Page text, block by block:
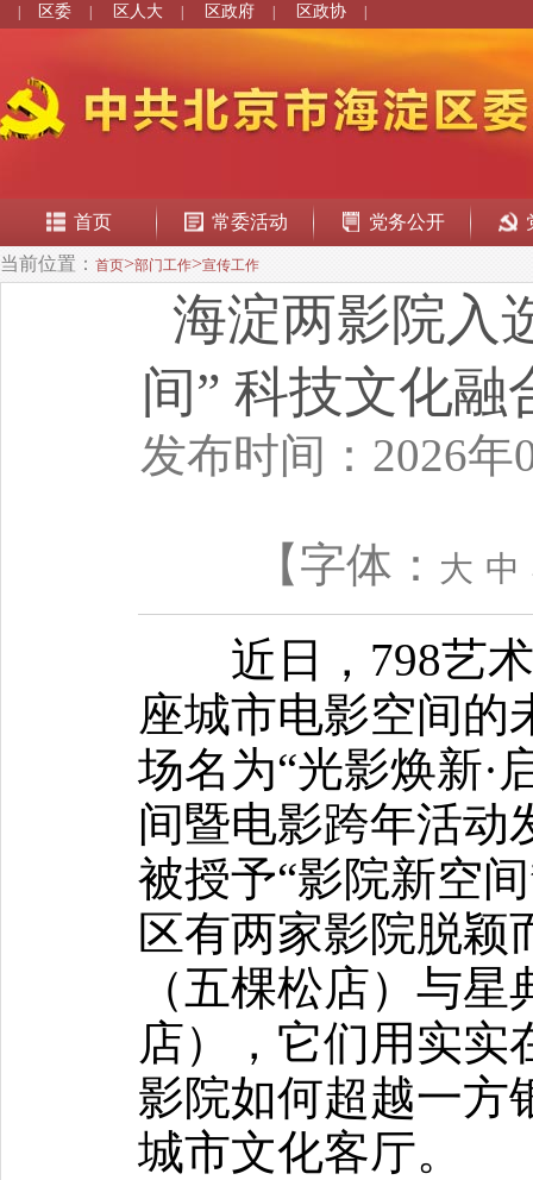
区委 区人大 区政府 区政协
首页 常委活动 党务公开
当前位置： 首页>部门工作>宣传工作
海淀两影院入
间” 科技文化融
发布时间：2026年
【字体： 大 中
近日，798艺术
座城市电影空间的
场名为“光影焕新·
间暨电影跨年活动
被授予“影院新空
区有两家影院脱
（五棵松店）与
店），它们用实实
影院如何超越一方
城市文化客厅。